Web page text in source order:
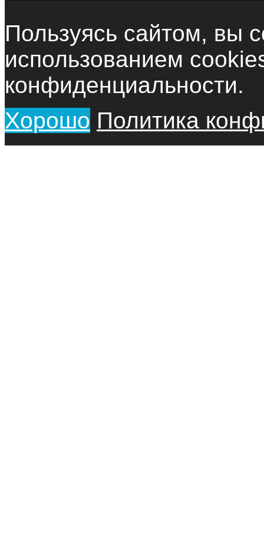
Пользуясь сайтом, вы
использованием
конфиденциальности.
Хорошо Политика